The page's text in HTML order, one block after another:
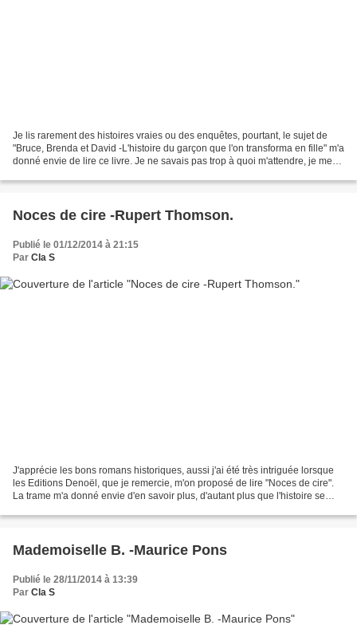
Je lis rarement des histoires vraies ou des enquêtes, pourtant, le sujet de
"Bruce, Brenda et David -L'histoire du garçon que l'on transforma en fille" m'a
donné envie de lire ce livre. Je ne savais pas trop à quoi m'attendre, je me
Noces de cire -Rupert Thomson.
Publié le 01/12/2014 à 21:15
Par Cla S
J'apprécie les bons romans historiques, aussi j'ai été très intriguée lorsque
les Editions Denoël, que je remercie, m'on proposé de lire "Noces de cire".
La trame m'a donné envie d'en savoir plus, d'autant plus que l'histoire se
Mademoiselle B. -Maurice Pons
Publié le 28/11/2014 à 13:39
Par Cla S